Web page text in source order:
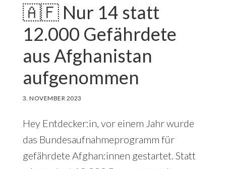
🇦🇫 Nur 14 statt
12.000 Gefährdete
aus Afghanistan
aufgenommen
3. NOVEMBER 2023
Hey Entdecker:in, vor einem Jahr wurde
das Bundesaufnahmeprogramm für
gefährdete Afghan:innen gestartet. Statt